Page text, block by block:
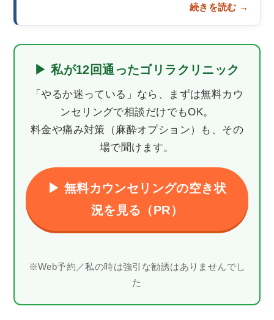
続きを読む →
▶ 私が12回通ったゴリラクリニック
「やるか迷っている」なら、まずは無料カウ
ンセリングで相談だけでもOK。
料金や痛み対策（麻酔オプション）も、その
場で聞けます。
▶ 無料カウンセリングの空き状
況を見る（PR）
※Web予約／私の時は強引な勧誘はありませんでし
た